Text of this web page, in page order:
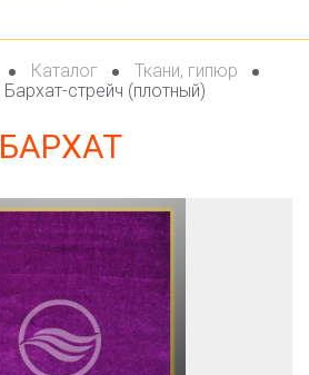
Каталог
Ткани, гипюр
Бархат-стрейч (плотный)
БАРХАТ